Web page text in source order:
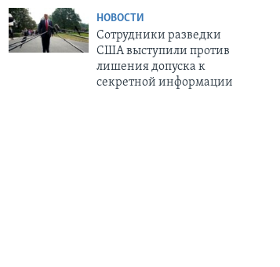
НОВОСТИ
Сотрудники разведки
США выступили против
лишения допуска к
секретной информации